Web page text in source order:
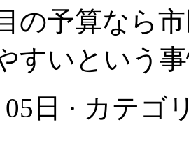
の予算なら
すいという
05日 · カテゴ